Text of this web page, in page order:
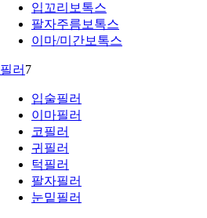
입꼬리보톡스
팔자주름보톡스
이마/미간보톡스
필러 7
입술필러
이마필러
코필러
귀필러
턱필러
팔자필러
눈밑필러